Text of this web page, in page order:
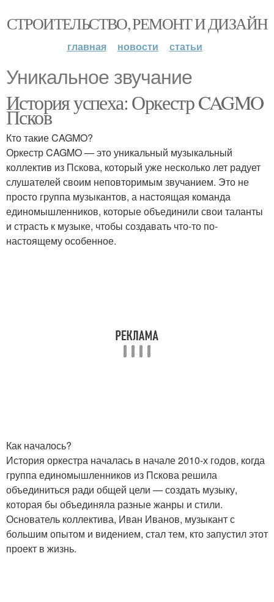
СТРОИТЕЛЬСТВО, РЕМОНТ И ДИЗАЙН
главная новости статьи
Уникальное звучание
История успеха: Оркестр CAGMO
Псков
Кто такие CAGMO?
Оркестр CAGMO — это уникальный музыкальный
коллектив из Пскова, который уже несколько лет радует
слушателей своим неповторимым звучанием. Это не
просто группа музыкантов, а настоящая команда
единомышленников, которые объединили свои таланты
и страсть к музыке, чтобы создавать что-то по-
настоящему особенное.
Как началось?
История оркестра началась в начале 2010-х годов, когда
группа единомышленников из Пскова решила
объединиться ради общей цели — создать музыку,
которая бы объединяла разные жанры и стили.
Основатель коллектива, Иван Иванов, музыкант с
большим опытом и видением, стал тем, кто запустил этот
проект в жизнь.